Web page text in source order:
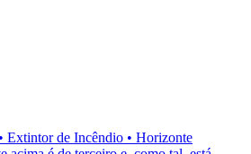
Extintor de Incêndio • Horizonte